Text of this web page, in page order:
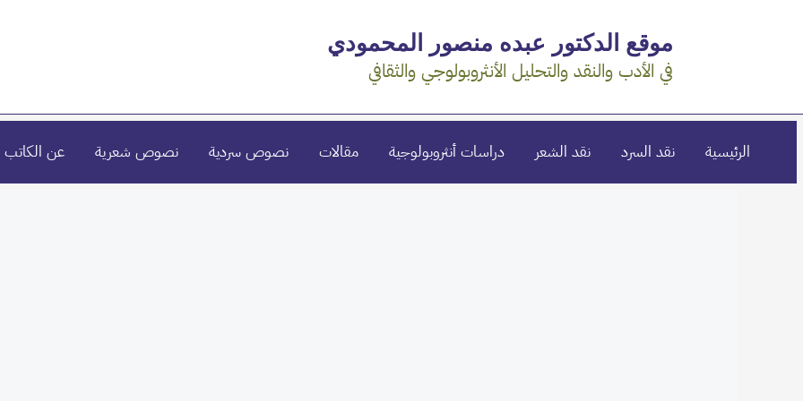
موقع الدكتور عبده منصور المحمودي
في الأدب والنقد والتحليل الأنثروبولوجي والثقافي
الرئيسية نقد السرد نقد الشعر دراسات أنثروبولوجية مقالات نصوص سردية نصوص شعرية عن الكاتب